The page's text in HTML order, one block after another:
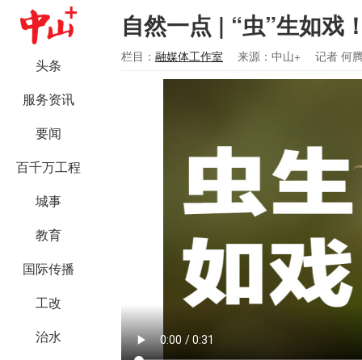
头条
服务资讯
要闻
百千万工程
城事
教育
国际传播
工改
治水
自然一点 | “虫”生如戏
栏目： 融媒体工作室 来源：中山+ 记者 何